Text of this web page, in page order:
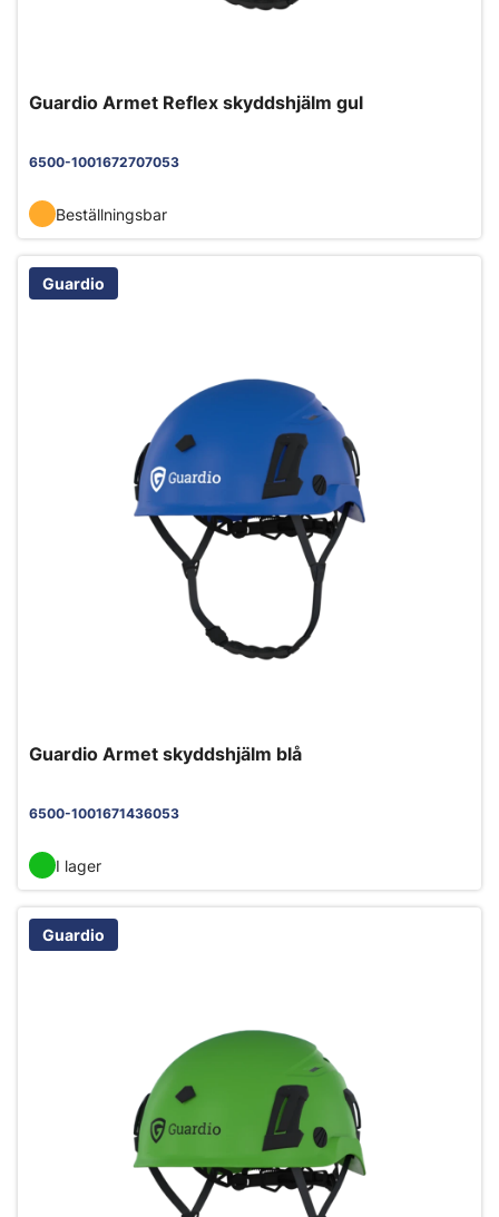
Guardio Armet Reflex skyddshjälm gul
6500-1001672707053
Beställningsbar
Guardio
Guardio Armet skyddshjälm blå
6500-1001671436053
I lager
Guardio